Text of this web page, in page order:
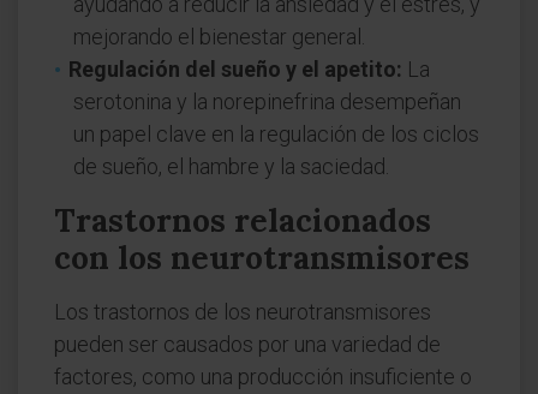
mejorando el bienestar general.
Regulación del sueño y el apetito: La
serotonina y la norepinefrina desempeñan
un papel clave en la regulación de los ciclos
de sueño, el hambre y la saciedad.
Trastornos relacionados
con los neurotransmisores
Los trastornos de los neurotransmisores
pueden ser causados por una variedad de
factores, como una producción insuficiente o